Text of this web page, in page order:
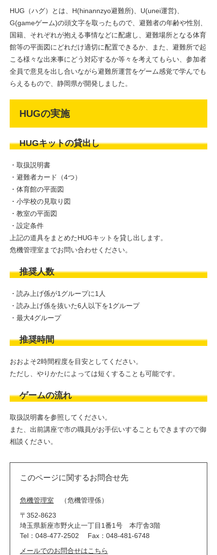
HUG（ハグ）とは、H(hinannzyo避難所)、U(unei運営)、
G(gameゲーム)の頭文字を取ったもので、避難者の年齢や性別、
国籍、それぞれが抱える事情などに配慮し、避難場所となる体育
館等の平面図にどれだけ適切に配置できるか、また、避難所で起
こる様々な出来事にどう対応するか等々を考えてもらい、参加者
全員で意見を出し合いながら避難所運営をゲーム感覚で学んでも
らえるもので、静岡県が開発しました。
HUGの実施
HUGキットの貸出し
・取扱説明書
・避難者カード（4つ）
・体育館の平面図
・小学校の見取り図
・教室の平面図
・設定条件
上記の道具をまとめたHUGキットを貸し出します。
危機管理室までお問い合わせください。
推奨人数
・読み上げ係が1グループに1人
・読み上げ係を抜いた6人以下を1グループ
・最大4グループ
推奨時間
おおよそ2時間程度を目安としてください。
ただし、やりかたによっては短くすることも可能です。
ゲームの流れ
取扱説明書を参照してください。
また、出前講座で市の職員がお手伝いすることもできますので御
相談ください。
このページに関するお問合せ先
危機管理室
危機管理係
〒352-8623
埼玉県新座市野火止一丁目1番1号 本庁舎3階
Tel：048-477-2502
Fax：048-481-6748
メールでのお問合せはこちら